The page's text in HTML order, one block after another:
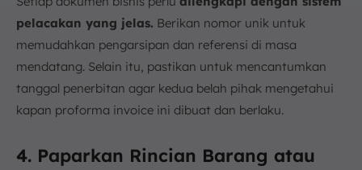
pelacakan yang jelas. Berikan nomor unik untuk
memudahkan pengarsipan dan referensi di masa
mendatang. Selain itu, pastikan untuk mencantumkan
tanggal penerbitan agar kedua belah pihak mengetahui
kapan proforma invoice ini dibuat dan berlaku.
4. Paparkan Rincian Barang atau